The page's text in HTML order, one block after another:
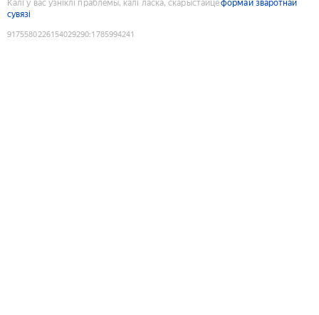
Калі ў вас узніклі праблемы, калі ласка, скарыстайцеформай зваротнай
сувязі
9175580226154029290:1785994241